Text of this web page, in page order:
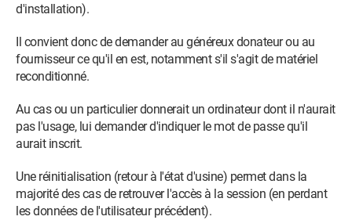
d'installation).
Il convient donc de demander au généreux donateur ou au
fournisseur ce qu'il en est, notamment s'il s'agit de matériel
reconditionné.
Au cas ou un particulier donnerait un ordinateur dont il n'aurait
pas l'usage, lui demander d'indiquer le mot de passe qu'il
aurait inscrit.
Une réinitialisation (retour à l'état d'usine) permet dans la
majorité des cas de retrouver l'accès à la session (en perdant
les données de l'utilisateur précédent).